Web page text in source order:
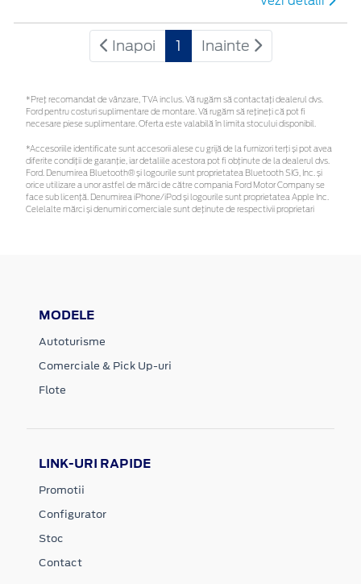
Inapoi 1 Inainte
*Preţ recomandat de vânzare, TVA inclus. Vă rugăm să contactaţi dealerul dvs.
Ford pentru costuri suplimentare de montare. Vă rugăm să rețineți că pot fi
necesare piese suplimentare. Oferta este valabilă în limita stocului disponibil.
*Accesoriile identificate sunt accesorii alese cu grijă de la furnizori terți și pot avea
diferite condiții de garanție, iar detaliile acestora pot fi obținute de la dealerul dvs.
Ford. Denumirea Bluetooth® și logourile sunt proprietatea Bluetooth SIG, Inc. și
orice utilizare a unor astfel de mărci de către compania Ford Motor Company se
face sub licență. Denumirea iPhone/iPod și logourile sunt proprietatea Apple Inc.
Celelalte mărci și denumiri comerciale sunt deținute de respectivii proprietari
MODELE
Autoturisme
Comerciale & Pick Up-uri
Flote
LINK-URI RAPIDE
Promotii
Configurator
Stoc
Contact